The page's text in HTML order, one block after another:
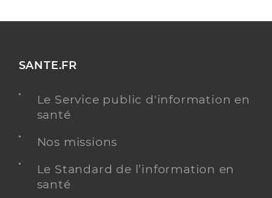
SANTE.FR
Le Service public d'information en
santé
Nos missions
Le Standard de l’information en
santé